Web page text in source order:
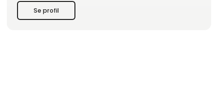
Se profil